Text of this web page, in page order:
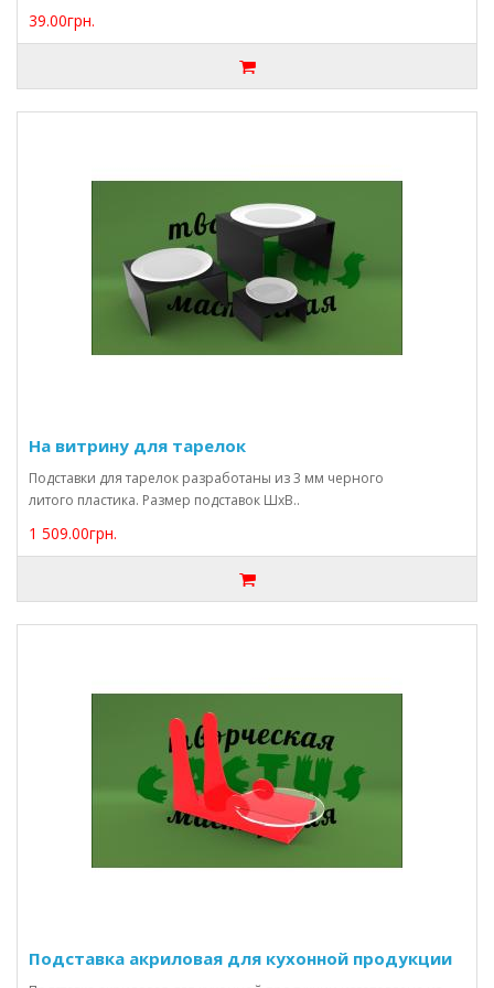
39.00грн.
На витрину для тарелок
Подставки для тарелок разработаны из 3 мм черного
литого пластика. Размер подставок ШхВ..
1 509.00грн.
Подставка акриловая для кухонной продукции